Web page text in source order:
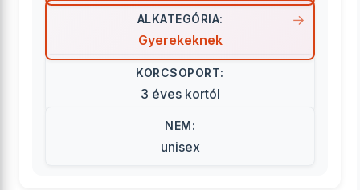
ALKATEGÓRIA:
Gyerekeknek
KORCSOPORT:
3 éves kortól
NEM:
unisex